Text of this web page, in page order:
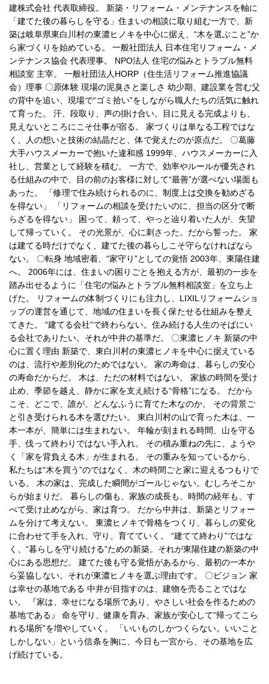
建株式会社 代表取締役。 新築・リフォーム・メンテナンスを軸に
「建てた後の暮らしを守る」住まいの相談に取り組む一方で、新
築は岐阜県東白川村の東濃ヒノキを中心に据え、“木を選ぶこと”か
ら家づくりを始めている。 一般社団法人 日本住宅リフォーム・メ
ンテナンス協会 代表理事。 NPO法人 住宅の悩みとトラブル無料
相談室 主宰。 一般社団法人HORP（住生活リフォーム推進協議
会）理事 〇原体験 現場の泥臭さと楽しさ 幼少期、建設業を営む父
の背中を追い、現場で“ゴミ拾い”をしながら職人たちの活気に触れ
て育った。 汗、段取り、声の掛け合い。目に見える完成よりも、
見えないところにこそ仕事が宿る。 家づくりは単なる工程ではな
く、人の想いと技術の結晶だと、体で覚えたのが原点だ。 〇葛藤
大手ハウスメーカーで抱いた違和感 1999年、ハウスメーカーに入
社し、営業として経験を積む。 一方で、効率やルールが優先され
る仕組みの中で、目の前のお客様に対して“最善”が選べない場面も
あった。 「修理で住み続けられるのに、制度上は交換を勧めざる
を得ない」 「リフォームの相談を受けたいのに、担当の区分で断
らざるを得ない」 困って、頼って、やっと辿り着いた人が、失望
して帰っていく。 その光景が、心に刺さった。だから誓った。 家
は建てる時だけでなく、建てた後の暮らしこそ守らなければなら
ない。 〇転身 地域密着、“家守り”としての覚悟 2003年、東陽住建
へ。 2006年には、住まいの困りごとを抱える方が、最初の一歩を
踏み出せるように「住宅の悩みとトラブル無料相談室」を立ち上
げた。 リフォームの体制づくりにも注力し、LIXILリフォームショ
ップの運営を通じて、地域の住まいを長く保たせる仕組みを整え
てきた。 “建てる会社”で終わらない。住み続ける人生のそばにい
る会社でありたい。それが中井の基準だ。 〇東濃ヒノキ 新築の中
心に置く理由 新築で、東白川村の東濃ヒノキを中心に据えている
のは、流行や差別化のためではない。 家の寿命は、暮らしの安心
の寿命だからだ。 木は、ただの材料ではない。 家族の時間を受け
止め、季節を越え、静かに家を支え続ける“骨格”になる。 だから
こそ、どこで、誰が、どんなふうに育てた木なのか。 その背景ご
と引き受けられる木を選びたい。 東白川村の山で育った木は、一
本一本が、簡単には生まれない。 年輪が刻まれる時間、山を守る
手、伐って終わりではない手入れ。 その積み重ねの先に、ようや
く「家を背負える木」が生まれる。 その重みを知っているから、
私たちは“木を買う”のではなく、木の時間ごと家に迎えるつもりで
いる。 木の家は、完成した瞬間がゴールじゃない。むしろそこか
らが始まりだ。 暮らしの傷も、家族の成長も、時間の経年も、す
べて受け止めながら、家は育つ。 だから中井は、新築とリフォー
ムを分けて考えない。 東濃ヒノキで骨格をつくり、暮らしの変化
に合わせて手を入れ、守り、育てていく。 “建てて終わり”ではな
く、“暮らしを守り続ける”ための新築。それが東陽住建の新築の中
心にある思想だ。 建てた後も守る覚悟があるから、最初の一本か
ら妥協しない。それが東濃ヒノキを選ぶ理由です。 〇ビジョン 家
は幸せの基地である 中井が目指すのは、建物を売ることではな
い。 『家は、幸せになる場所であり、やさしい社会を作るための
基地である』 命を守り、健康を育み、家族が安心して“帰ってこら
れる場所”を増やしていく。 「いいものしかつくらない。いいこと
しかしない」という信条を胸に、今日も一宮から、その基地を広
げ続けている。